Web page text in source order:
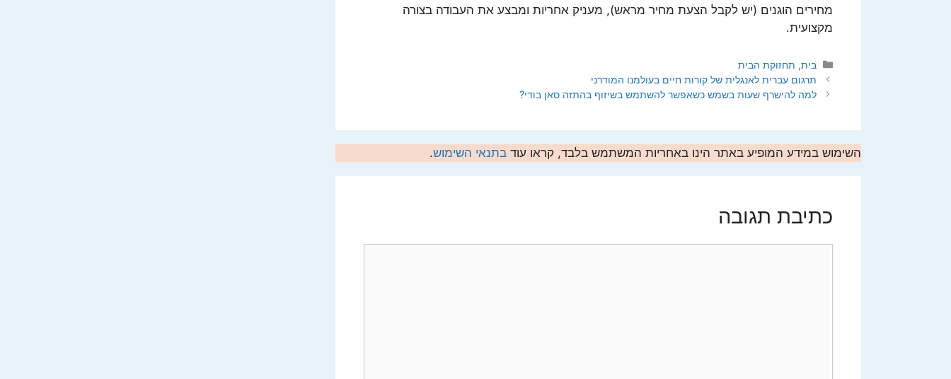
מחירים הוגנים (יש לקבל הצעת מחיר מראש), מעניק אחריות ומבצע את העבודה בצורה
מקצועית.
קטגוריות
בית, תחזוקת הבית
תרגום עברית לאנגלית של קורות חיים בעולמנו המודרני
למה להישרף שעות בשמש כשאפשר להשתמש בשיזוף בהתזה סאן בודי?
השימוש במידע המופיע באתר הינו באחריות המשתמש בלבד, קראו עוד בתנאי השימוש.
כתיבת תגובה